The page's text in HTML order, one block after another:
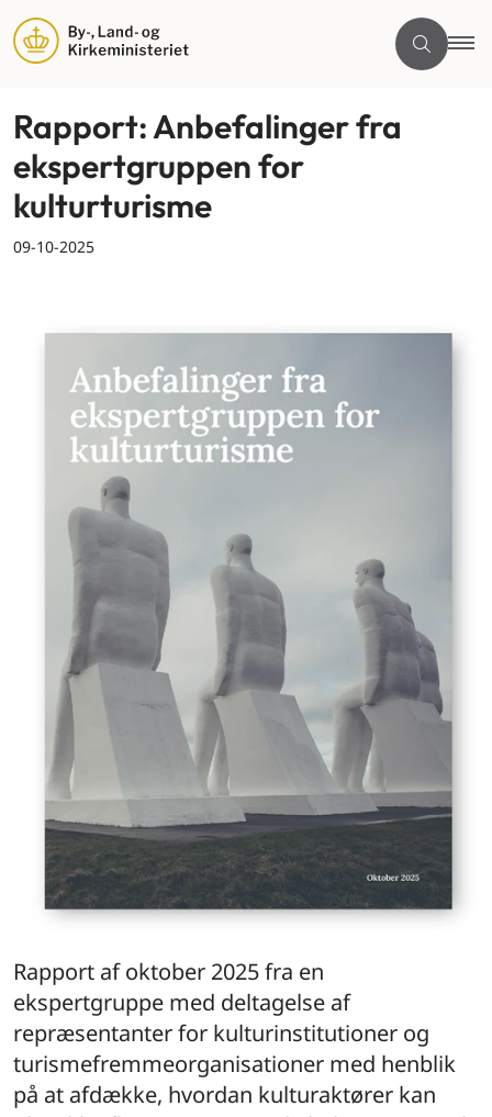
Rapport: Anbefalinger fra
ekspertgruppen for
kulturturisme
09-10-2025
Rapport af oktober 2025 fra en
ekspertgruppe med deltagelse af
repræsentanter for kulturinstitutioner og
turismefremmeorganisationer med henblik
på at afdække, hvordan kulturaktører kan